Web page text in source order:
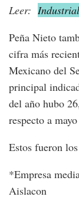
Leer:
Peña Nieto
cifra más
Mexicano del
principal
del año hubo
respecto a
Estos fueron
*Empresa
Aislacon